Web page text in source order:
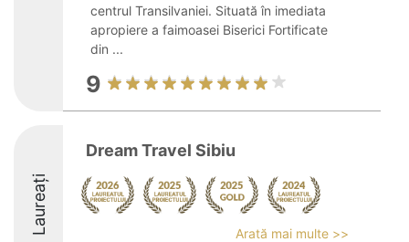
centrul Transilvaniei. Situată în imediata
apropiere a faimoasei Biserici Fortificate
din ...
9
Laureați
Dream Travel Sibiu
Arată mai multe >>